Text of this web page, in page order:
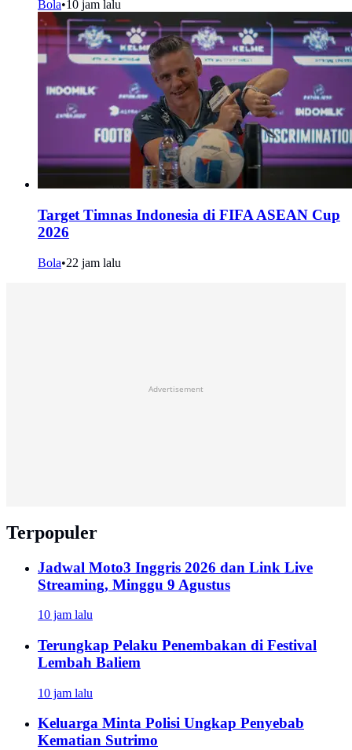
Bola•10 jam lalu
Target Timnas Indonesia di FIFA ASEAN Cup
2026
Bola•22 jam lalu
Advertisement
Terpopuler
Jadwal Moto3 Inggris 2026 dan Link Live
Streaming, Minggu 9 Agustus
10 jam lalu
Terungkap Pelaku Penembakan di Festival
Lembah Baliem
10 jam lalu
Keluarga Minta Polisi Ungkap Penyebab
Kematian Sutrimo